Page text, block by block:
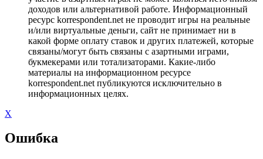
доходов или альтернативой работе. Информационный
ресурс korrespondent.net не проводит игры на реальные
и/или виртуальные деньги, сайт не принимает ни в
какой форме оплату ставок и других платежей, которые
связаны/могут быть связаны с азартными играми,
букмекерами или тотализаторами. Какие-либо
материалы на информационном ресурсе
korrespondent.net публикуются исключительно в
информационных целях.
X
Ошибка